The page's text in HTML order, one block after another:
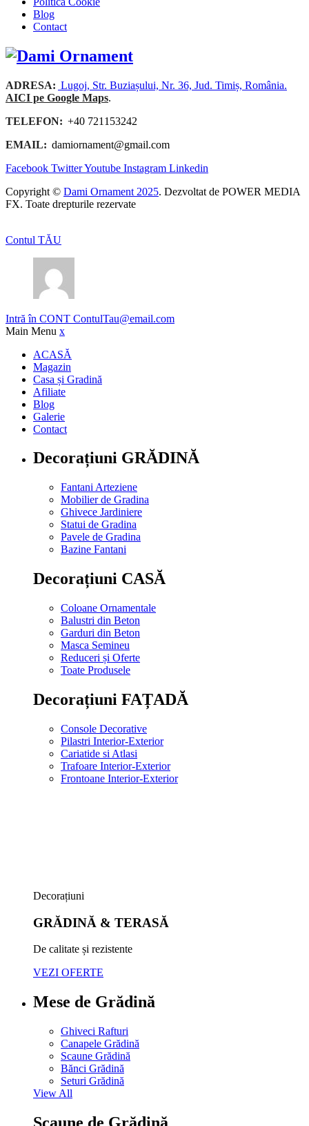
Blog
Contact
ADRESA: Lugoj, Str. Buziașului, Nr. 36, Jud. Timiș, România.
AICI pe Google Maps.
TELEFON: +40 721153242
EMAIL: damiornament@gmail.com
Facebook TwitterYoutube Instagram Linkedin
Copyright © Dami Ornament 2025. Dezvoltat de POWER MEDIA
FX. Toate drepturile rezervate
Contul TĂU
Intră în CONT ContulTau@email.com
Main Menu x
ACASĂ
Magazin
Casa și Gradină
Afiliate
Blog
Galerie
Contact
Decorațiuni GRĂDINĂ
Fantani Arteziene
Mobilier de Gradina
Ghivece Jardiniere
Statui de Gradina
Pavele de Gradina
Bazine Fantani
Decorațiuni CASĂ
Coloane Ornamentale
Balustri din Beton
Garduri din Beton
Masca Semineu
Reduceri și Oferte
Toate Produsele
Decorațiuni FAȚADĂ
Console Decorative
Pilastri Interior-Exterior
Cariatide si Atlasi
Trafoare Interior-Exterior
Frontoane Interior-Exterior
Decorațiuni
GRĂDINĂ & TERASĂ
De calitate și rezistente
VEZI OFERTE
Mese de Grădină
Ghiveci Rafturi
Canapele Grădină
Scaune Grădină
Bănci Grădină
Seturi Grădină
View All